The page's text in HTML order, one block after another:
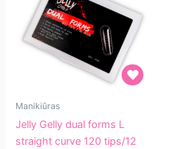
Jelly
dual
Manikiūras
Jelly Gelly dual forms L
straight curve 120 tips/12